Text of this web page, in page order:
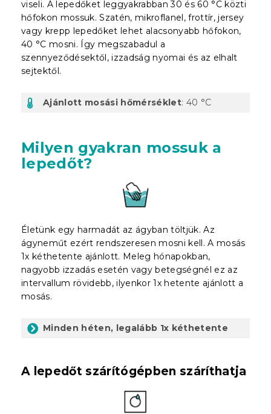
viseli. A lepedőket leggyakrabban 30 és 60 °C közti
hőfokon mossuk. Szatén, mikroflanel, frottír, jersey
vagy krepp lepedőket lehet alacsonyabb hőfokon,
40 °C mosni. Így megszabadul a
szennyeződésektől, izzadság nyomai és az elhalt
sejtektől.
Ajánlott mosási hőmérséklet: 40 °C
Milyen gyakran mossuk a
lepedőt?
Életünk egy harmadát az ágyban töltjük. Az
ágyneműt ezért rendszeresen mosni kell. A mosás
1x kéthetente ajánlott. Meleg hónapokban,
nagyobb izzadás esetén vagy betegségnél ez az
intervallum rövidebb, ilyenkor 1x hetente ajánlott a
mosás.
Minden héten, legalább 1x kéthetente
A lepedőt szárítógépben száríthatja